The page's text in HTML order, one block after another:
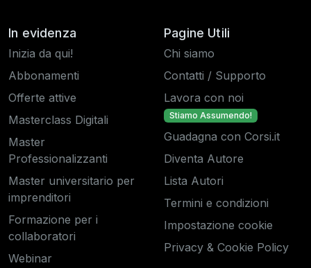
In evidenza
Inizia da qui!
Abbonamenti
Offerte attive
Masterclass Digitali
Master
Professionalizzanti
Master universitario per
imprenditori
Formazione per i
collaboratori
Webinar
Pagine Utili
Chi siamo
Contatti / Supporto
Lavora con noi
Stiamo Assumendo!
Guadagna con Corsi.it
Diventa Autore
Lista Autori
Termini e condizioni
Impostazione cookie
Privacy & Cookie Policy